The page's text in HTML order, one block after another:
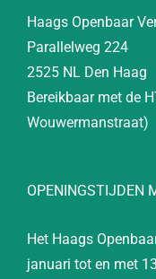
Haags Openbaar
Parallelweg 224
2525 NL Den Haag
Bereikbaar met de
Wouwermanstraat)
OPENINGSTIJDEN
Het Haags
januari tot en met